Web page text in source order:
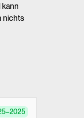
kann
nichts
–2025